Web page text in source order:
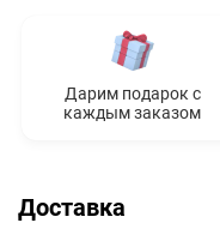
Дарим подарок с
каждым заказом
Доставка